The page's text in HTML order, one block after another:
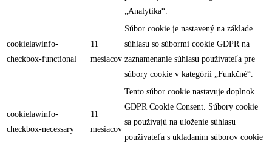
„Analytika“.
cookielawinfo-
checkbox-functional
11
mesiacov
Súbor cookie je nastavený na základe
súhlasu so súbormi cookie GDPR na
zaznamenanie súhlasu používateľa pre
súbory cookie v kategórii „Funkčné“.
cookielawinfo-
checkbox-necessary
11
mesiacov
Tento súbor cookie nastavuje doplnok
GDPR Cookie Consent. Súbory cookie
sa používajú na uloženie súhlasu
používateľa s ukladaním súborov cookie